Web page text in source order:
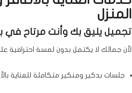
المنزل
تجميل يليق بك وأنت مرتاح في
لأن جمالك لا يكتمل بدون لمسة احترافية
جلسات بدكير ومنكير متكاملة للعناية